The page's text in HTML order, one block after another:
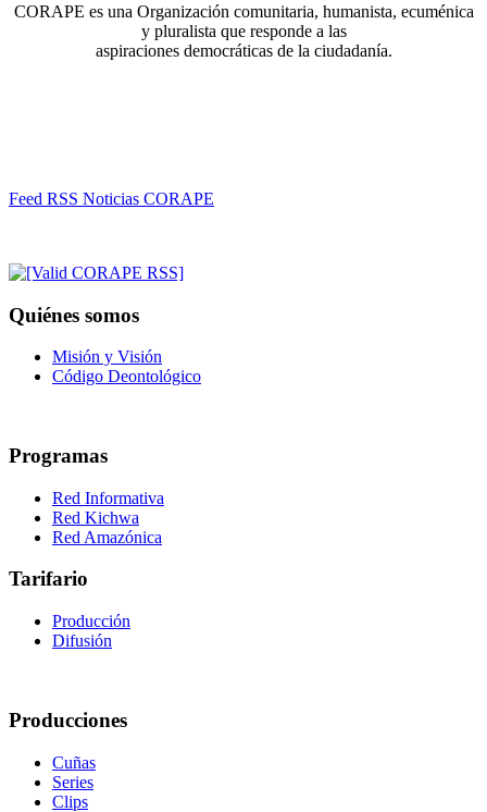
CORAPE es una Organización comunitaria, humanista, ecuménica
y pluralista que responde a las
aspiraciones democráticas de la ciudadanía.
Feed RSS Noticias CORAPE
Quiénes somos
Misión y Visión
Código Deontológico
Programas
Red Informativa
Red Kichwa
Red Amazónica
Tarifario
Producción
Difusión
Producciones
Cuñas
Series
Clips